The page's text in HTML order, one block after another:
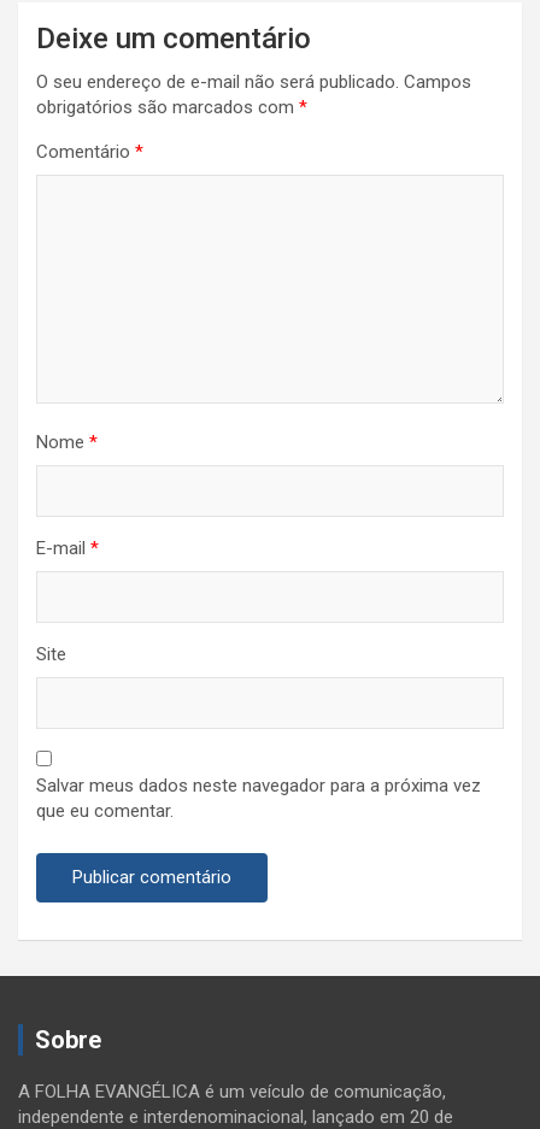
Navegação
de
Post
Deixe um comentário
O seu endereço de e-mail não será publicado. Campos
obrigatórios são marcados com *
Comentário *
Nome *
E-mail *
Site
Salvar meus dados neste navegador para a próxima vez
que eu comentar.
Sobre
A FOLHA EVANGÉLICA é um veículo de comunicação,
independente e interdenominacional, lançado em 20 de